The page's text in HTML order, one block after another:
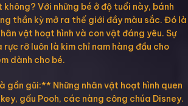
không? Với những bé ở độ tuổi này, bánh
thần kỳ mở ra thế giới đầy màu sắc. Đó là
vật hoạt hình và con vật đáng yêu. Sự
rỡ luôn là kim chỉ nam hàng đầu cho
dành cho bé.
gần gũi:** Những nhân vật hoạt hình quen
gấu Pooh, các nàng công chúa Disney.